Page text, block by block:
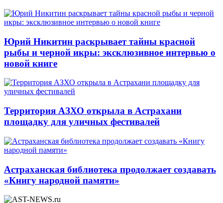
Юрий Никитин раскрывает тайны красной
рыбы и черной икры: эксклюзивное интервью о
новой книге
Территория АЗХО открыла в Астрахани
площадку для уличных фестивалей
Астраханская библиотека продолжает создавать
«Книгу народной памяти»